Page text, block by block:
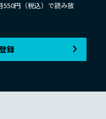
550円（税込）で読み放
録